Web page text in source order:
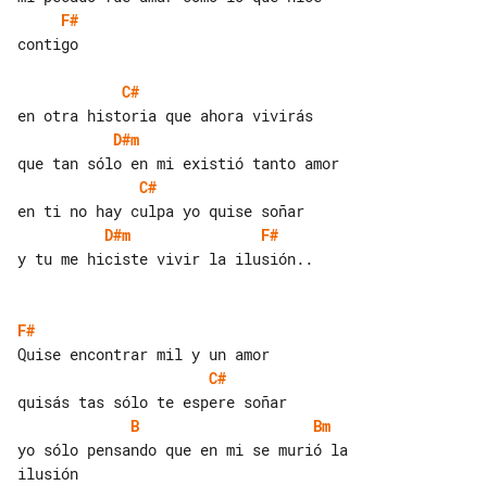
F#
contigo
C#
D#m
C#
D#m
F#
y tu me hiciste vivir la ilusión..
F#
C#
B
Bm
yo sólo pensando que en mi se murió la